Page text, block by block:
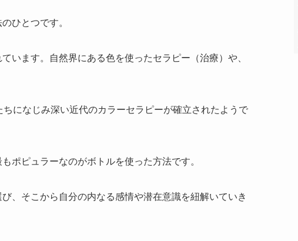
ひとつです。
います。自然界にある色を使ったセラピー（治療）や、
になじみ深い近代のカラーセラピーが確立されたようで
ポピュラーなのがボトルを使った方法です。
、そこから自分の内なる感情や潜在意識を紐解いていき